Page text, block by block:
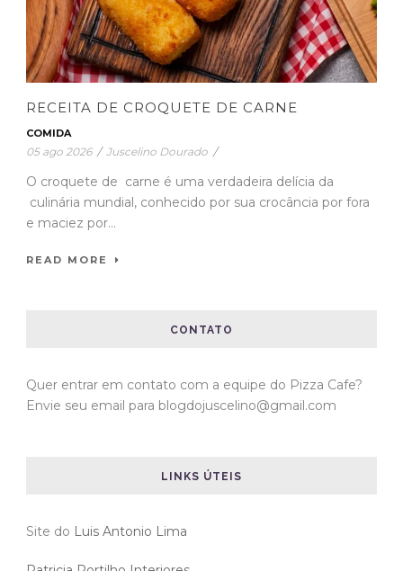
RECEITA DE CROQUETE DE CARNE
COMIDA
05 ago 2026 / Juscelino Dourado /
O croquete de carne é uma verdadeira delícia da
culinária mundial, conhecido por sua crocância por fora
e maciez por...
READ MORE
CONTATO
Quer entrar em contato com a equipe do Pizza Cafe?
Envie seu email para blogdojuscelino@gmail.com
LINKS ÚTEIS
Site do Luis Antonio Lima